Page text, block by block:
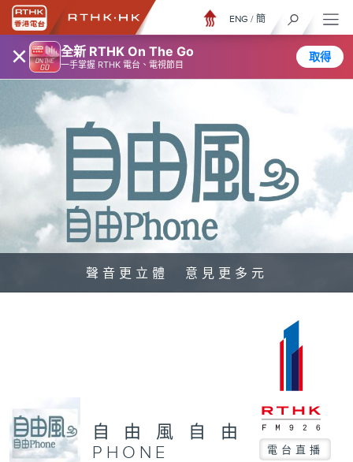
× 全新 RTHK On The Go
一手掌握 RTHK 電台、電視節目
取得
ENG / 簡
聲音更立體 意見更多元
自由風自由
PHONE
電台直播